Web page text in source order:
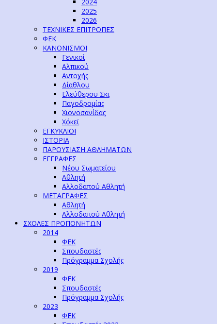
2025
2026
ΤΕΧΝΙΚΕΣ ΕΠΙΤΡΟΠΕΣ
ΦΕΚ
ΚΑΝΟΝΙΣΜΟΙ
Γενικοί
Αλπικού
Αντοχής
Δίαθλου
Ελεύθερου Σκι
Παγοδρομίας
Χιονοσανίδας
Χόκεϊ
ΕΓΚΥΚΛΙΟΙ
ΙΣΤΟΡΙΑ
ΠΑΡΟΥΣΙΑΣΗ ΑΘΛΗΜΑΤΩΝ
ΕΓΓΡΑΦΕΣ
Νέου Σωματείου
Αθλητή
Αλλοδαπού Αθλητή
ΜΕΤΑΓΡΑΦΕΣ
Αθλητή
Αλλοδαπού Αθλητή
ΣΧΟΛΕΣ ΠΡΟΠΟΝΗΤΩΝ
2014
ΦΕΚ
Σπουδαστές
Πρόγραμμα Σχολής
2019
ΦΕΚ
Σπουδαστές
Πρόγραμμα Σχολής
2023
ΦΕΚ